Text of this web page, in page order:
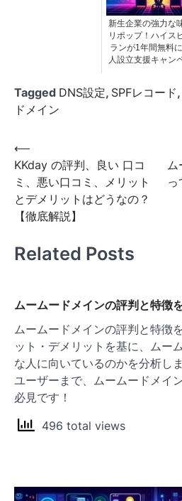
新生企業の強力な
リポップ！ハイス
ランが1年間無料
人設立支援キャン
Tagged DNS設定, SPFレコード,
ドメイン
投
稿
ナ
ビ
ー
ョ
ン
⟵
KKday の評判、良い 口コ
ミ、悪い口コミ、メリット
とデメリットはどうなの？
【徹底解説】
ム
Related Posts
ムームードメインの評判と特徴
ムームードメインの評判と特徴
ット・デメリットを基に、ムー
な人に向いているのかを分析し
ユーザーまで、ムームードメイ
必見です！
496 total views